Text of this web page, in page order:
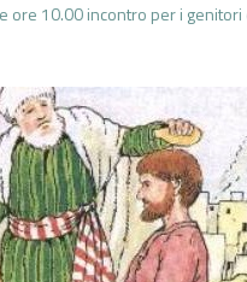
ore 10.00 incontro per i